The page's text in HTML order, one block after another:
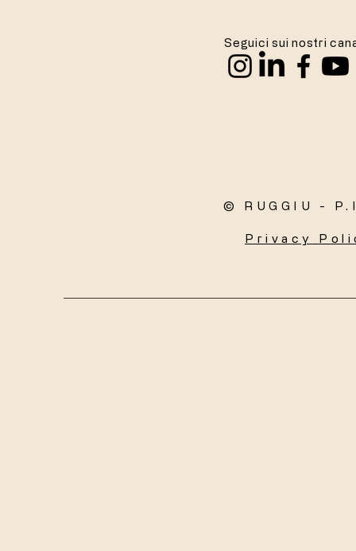
Seguici sui nostri
© RUGGIU -
Privacy